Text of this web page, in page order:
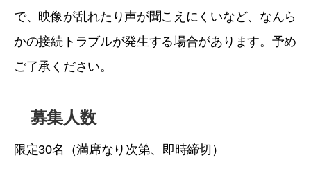
で、映像が乱れたり声が聞こえにくいなど、なんら
かの接続トラブルが発生する場合があります。予め
ご了承ください。
募集人数
限定30名（満席なり次第、即時締切）